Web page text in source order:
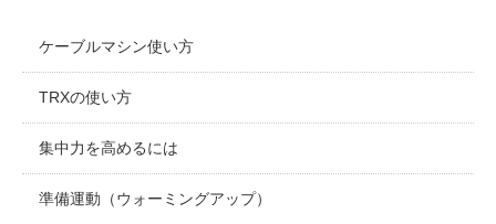
ケーブルマシン使い方
TRXの使い方
集中力を高めるには
準備運動（ウォーミングアップ）